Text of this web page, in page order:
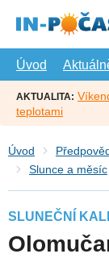
hlavní
Úvod
AKTUALITA:
teplotami
Úvod
Slunce a měsíc
SLUNEČNÍ